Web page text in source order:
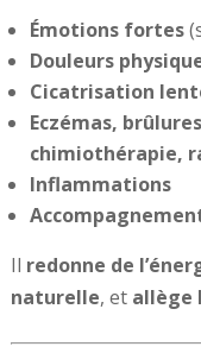
Émotions fortes
Douleurs
Cicatrisation
Eczémas,
chimiothérapie,
Inflammations
Il redonne de
naturelle, et allège